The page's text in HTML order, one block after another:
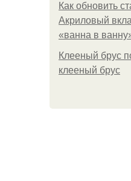
Как обновить
Акриловый
«ванна в
Клееный брус
клееный брус